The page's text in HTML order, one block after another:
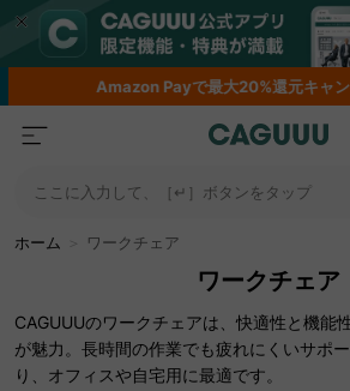
AmazonPayで最大20%還元キャン
ここに入力して、［↵］ボタンをタップ
ホーム ワークチェア
ワークチェア
CAGUUUのワークチェアは、快適性と機能
が魅力。長時間の作業でも疲れにくいサポ
り、オフィスや自宅用に最適です。